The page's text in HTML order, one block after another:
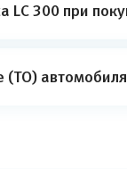
LC 300 при